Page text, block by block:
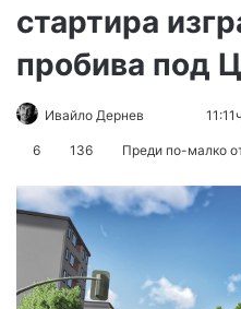
стартира
пробива под
Ивайло Дернев
l
o
n m
6 136 Преди по-малко